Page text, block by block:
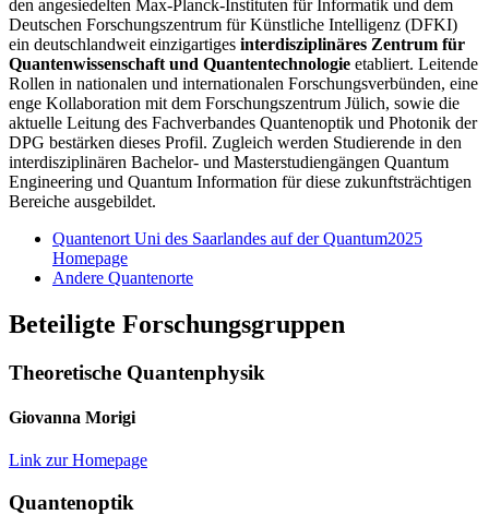
den angesiedelten Max-Planck-Instituten für Informatik und dem
Deutschen Forschungszentrum für Künstliche Intelligenz (DFKI)
ein deutschlandweit einzigartiges interdisziplinäres Zentrum für
Quantenwissenschaft und Quantentechnologie etabliert. Leitende
Rollen in nationalen und internationalen Forschungsverbünden, eine
enge Kollaboration mit dem Forschungszentrum Jülich, sowie die
aktuelle Leitung des Fachverbandes Quantenoptik und Photonik der
DPG bestärken dieses Profil. Zugleich werden Studierende in den
interdisziplinären Bachelor- und Masterstudiengängen Quantum
Engineering und Quantum Information für diese zukunftsträchtigen
Bereiche ausgebildet.
Quantenort Uni des Saarlandes auf der Quantum2025
Homepage
Andere Quantenorte
Beteiligte Forschungsgruppen
Theoretische Quantenphysik
Giovanna Morigi
Link zur Homepage
Quantenoptik